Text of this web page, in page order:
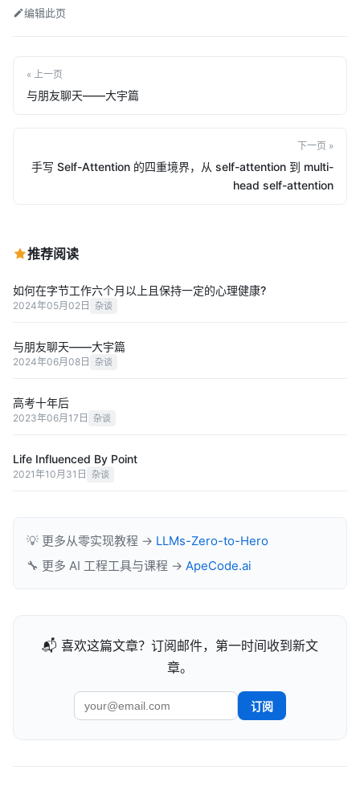
编辑此页
« 上一页
与朋友聊天——大宇篇
下一页 »
手写 Self-Attention 的四重境界，从 self-attention 到 multi-
head self-attention
推荐阅读
如何在字节工作六个月以上且保持一定的心理健康?
2024年05月02日 杂谈
与朋友聊天——大宇篇
2024年06月08日 杂谈
高考十年后
2023年06月17日 杂谈
Life Influenced By Point
2021年10月31日 杂谈
💡 更多从零实现教程 → LLMs-Zero-to-Hero
🔧 更多 AI 工程工具与课程 → ApeCode.ai
📬 喜欢这篇文章？订阅邮件，第一时间收到新文
章。
订阅